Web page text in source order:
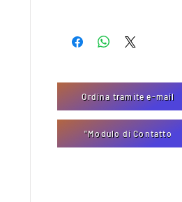
Ordina tramite e-mail
"Modulo di Contatto